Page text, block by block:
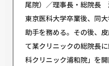
尾院）／理事長・総院長
東京医科大学卒業後、同
助手を務める。その後、
て某クリニックの総院長
科クリニック浦和院」を